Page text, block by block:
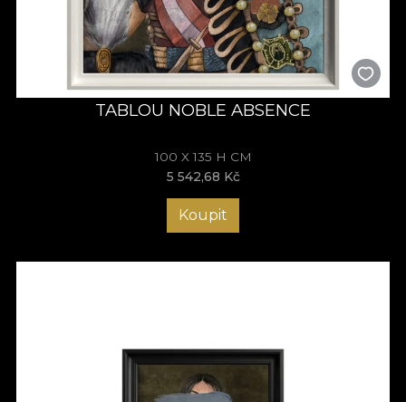
TABLOU NOBLE ABSENCE
100 X 135 H CM
5 542,68 Kč
Koupit